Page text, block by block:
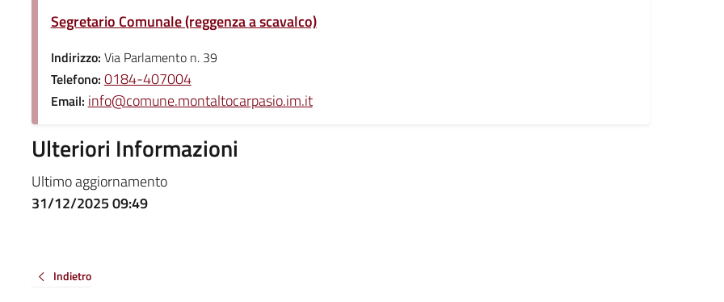
Segretario Comunale (reggenza a scavalco)
Indirizzo: Via Parlamento n. 39
Telefono: 0184-407004
Email: info@comune.montaltocarpasio.im.it
Ulteriori Informazioni
Ultimo aggiornamento
31/12/2025 09:49
Indietro